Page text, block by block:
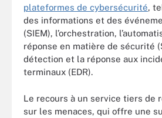
plateformes de cybersécurité,
des informations et des
(SIEM), l’orchestration,
réponse en matière de sécurité
détection et la réponse aux
terminaux (EDR).
Le recours à un service tiers de
sur les menaces, qui offre une